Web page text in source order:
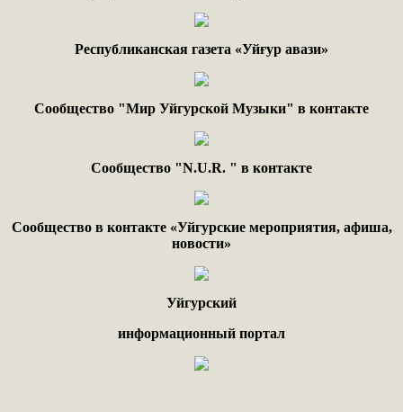
Республиканская газета «Уйғур авази»
Сообщество "Мир Уйгурской Музыки" в контакте
Сообщество "N.U.R. " в контакте
Сообщество в контакте «Уйгурские мероприятия, афиша,
новости»
Уйгурский
информационный портал